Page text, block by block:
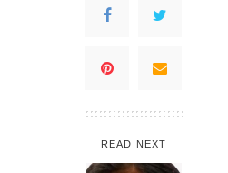
READ NEXT